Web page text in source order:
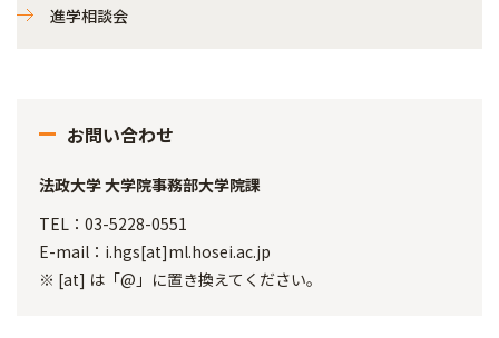
進学相談会
お問い合わせ
法政大学 大学院事務部大学院課
TEL：03-5228-0551
E-mail：i.hgs[at]ml.hosei.ac.jp
※ [at] は「@」に置き換えてください。